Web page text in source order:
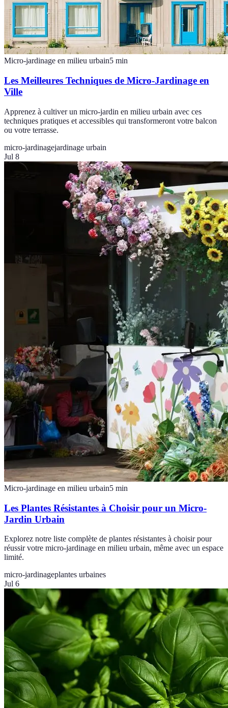
Micro-jardinage en milieu urbain5 min
Les Meilleures Techniques de Micro-Jardinage en
Ville
Apprenez à cultiver un micro-jardin en milieu urbain avec ces
techniques pratiques et accessibles qui transformeront votre balcon
ou votre terrasse.
micro-jardinagejardinage urbain
Jul 8
Micro-jardinage en milieu urbain5 min
Les Plantes Résistantes à Choisir pour un Micro-
Jardin Urbain
Explorez notre liste complète de plantes résistantes à choisir pour
réussir votre micro-jardinage en milieu urbain, même avec un espace
limité.
micro-jardinageplantes urbaines
Jul 6